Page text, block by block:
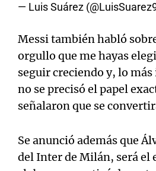
— Luis Suárez
Messi también habló
orgullo que me hayas
seguir creciendo y, lo
no se precisó el papel
señalaron que se
Se anunció además que
del Inter de Milán, será el